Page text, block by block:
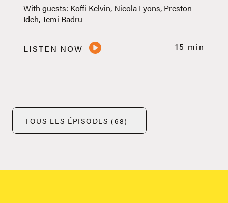
With guests: Koffi Kelvin, Nicola Lyons, Preston
Ideh, Temi Badru
LISTEN NOW 15 min
TOUS LES ÉPISODES (68)